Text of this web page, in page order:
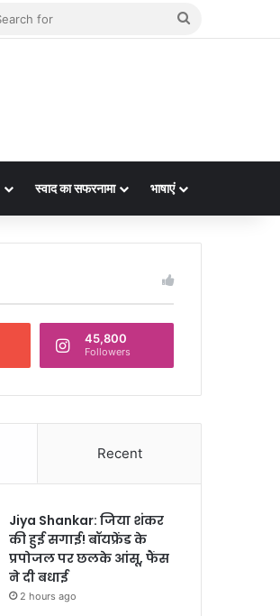
स्वाद का सफरनामा भाषाएं
45,800
Followers
Recent
Jiya Shankar: जिया शंकर
की हुई सगाई! बॉयफ्रेंड के
प्रपोजल पर छलके आंसू, फैंस
ने दी बधाई
2 hours ago